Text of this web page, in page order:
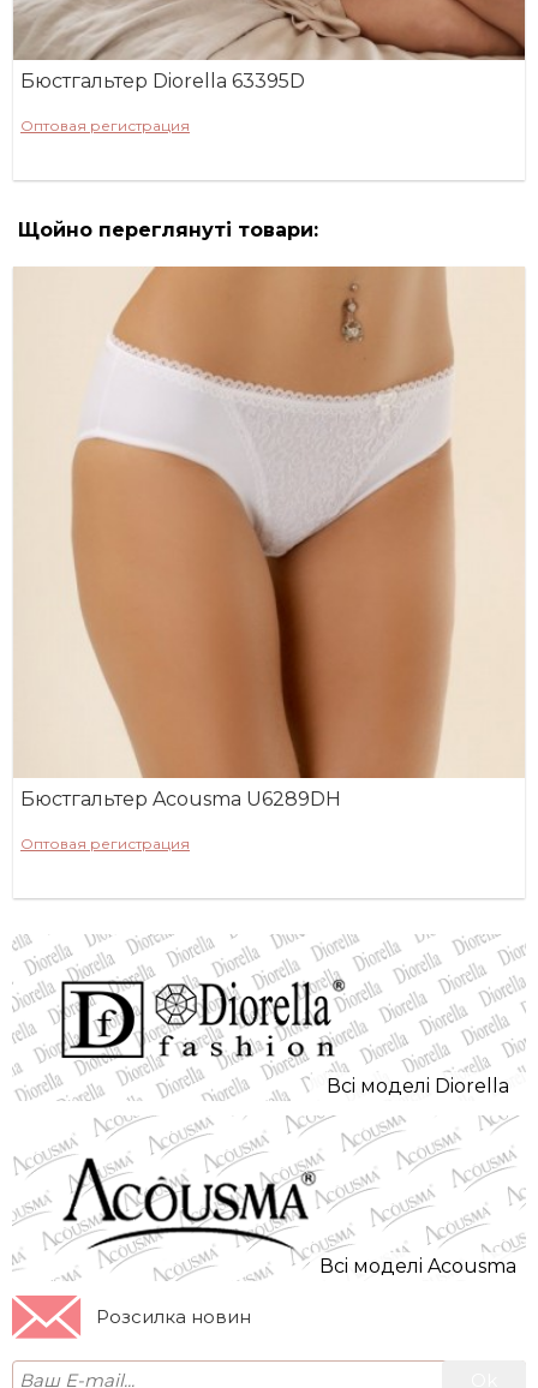
Бюстгальтер Diorella 63395D
Оптовая регистрация
Щойно переглянуті товари:
Бюстгальтер Acousma U6289DH
Оптовая регистрация
Всi моделi Diorella
Всi моделi Acousma
Розсилка новин